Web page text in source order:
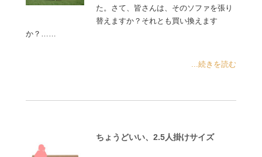
た。さて、皆さんは、そのソファを張り
替えますか？それとも買い換えます
か？……
...続きを読む
ちょうどいい、2.5人掛けサイズ